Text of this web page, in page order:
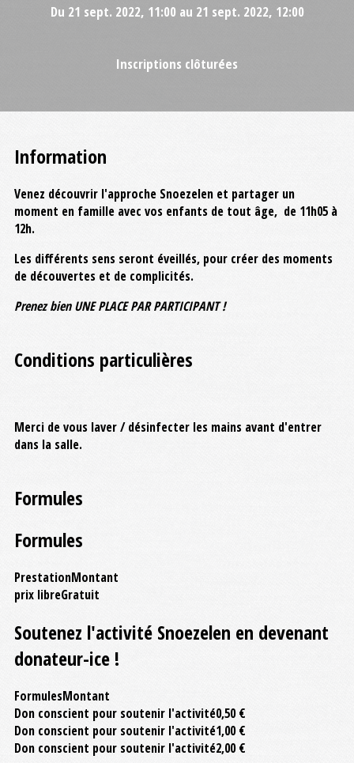
Du 21 sept. 2022, 11:00 au 21 sept. 2022, 12:00
Inscriptions clôturées
Information
Venez découvrir l'approche Snoezelen et partager un
moment en famille avec vos enfants de tout âge, de 11h05 à
12h.
Les différents sens seront éveillés, pour créer des moments
de découvertes et de complicités.
Prenez bien UNE PLACE PAR PARTICIPANT !
Conditions particulières
Merci de vous laver / désinfecter les mains avant d'entrer
dans la salle.
Formules
Formules
PrestationMontant
prix libreGratuit
Soutenez l'activité Snoezelen en devenant
donateur-ice !
FormulesMontant
Don conscient pour soutenir l'activité0,50 €
Don conscient pour soutenir l'activité1,00 €
Don conscient pour soutenir l'activité2,00 €